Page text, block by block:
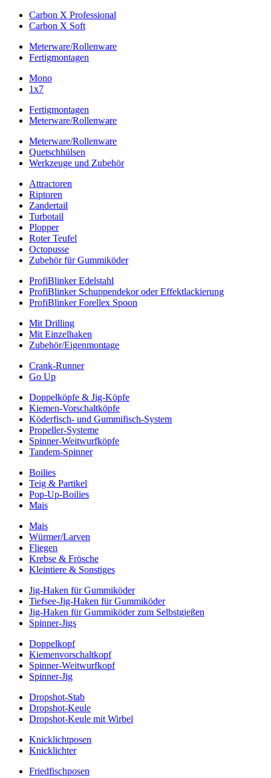
Carbon X Professional
Carbon X Soft
Meterware/Rollenware
Fertigmontagen
Mono
1x7
Fertigmontagen
Meterware/Rollenware
Meterware/Rollenware
Quetschhülsen
Werkzeuge und Zubehör
Attractoren
Riptoren
Zandertail
Turbotail
Plopper
Roter Teufel
Octopusse
Zubehör für Gummiköder
ProfiBlinker Edelstahl
ProfiBlinker Schuppendekor oder Effektlackierung
ProfiBlinker Forellex Spoon
Mit Drilling
Mit Einzelhaken
Zubehör/Eigenmontage
Crank-Runner
Go Up
Doppelköpfe & Jig-Köpfe
Kiemen-Vorschaltköpfe
Köderfisch- und Gummifisch-System
Propeller-Systeme
Spinner-Weitwurfköpfe
Tandem-Spinner
Boilies
Teig & Partikel
Pop-Up-Boilies
Mais
Mais
Würmer/Larven
Fliegen
Krebse & Frösche
Kleintiere & Sonstiges
Jig-Haken für Gummiköder
Tiefsee-Jig-Haken für Gummiköder
Jig-Haken für Gummiköder zum Selbstgießen
Spinner-Jigs
Doppelkopf
Kiemenvorschaltkopf
Spinner-Weitwurfkopf
Spinner-Jig
Dropshot-Stab
Dropshot-Keule
Dropshot-Keule mit Wirbel
Knicklichtposen
Knicklichter
Friedfischposen